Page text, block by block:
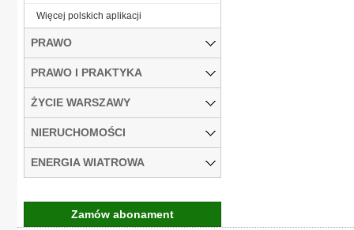
Więcej polskich aplikacji
PRAWO
PRAWO I PRAKTYKA
ŻYCIE WARSZAWY
NIERUCHOMOŚCI
ENERGIA WIATROWA
Zamów abonament